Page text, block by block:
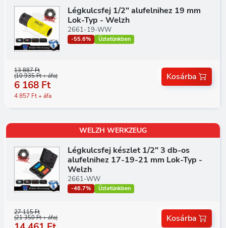
Légkulcsfej 1/2" alufelnihez 19 mm
Lok-Typ - Welzh
2661-19-WW
-55.6% Üzletünkben
13 887 Ft
(10 935 Ft + áfa)
6 168 Ft
4 857 Ft + áfa
Kosárba
WELZH WERKZEUG
Légkulcsfej készlet 1/2" 3 db-os
alufelnihez 17-19-21 mm Lok-Typ -
Welzh
2661-WW
-46.7% Üzletünkben
27 115 Ft
(21 350 Ft + áfa) Kosárba